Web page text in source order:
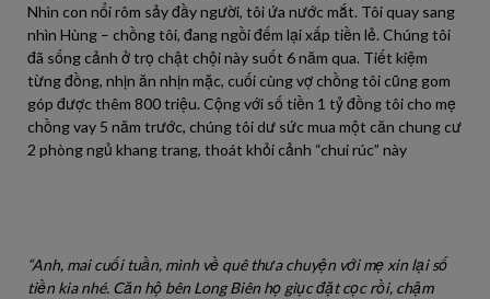
Nhìn con nổi rôm sảy đầy người, tôi ứa nước mắt. Tôi quay sang
nhìn Hùng – chồng tôi, đang ngồi đếm lại xấp tiền lẻ. Chúng tôi
đã sống cảnh ở trọ chật chội này suốt 6 năm qua. Tiết kiệm
từng đồng, nhịn ăn nhịn mặc, cuối cùng vợ chồng tôi cũng gom
góp được thêm 800 triệu. Cộng với số tiền 1 tỷ đồng tôi cho mẹ
chồng vay 5 năm trước, chúng tôi dư sức mua một căn chung cư
2 phòng ngủ khang trang, thoát khỏi cảnh “chui rúc” này
“Anh, mai cuối tuần, mình về quê thưa chuyện với mẹ xin lại số
tiền kia nhé. Căn hộ bên Long Biên họ giục đặt cọc rồi, chậm